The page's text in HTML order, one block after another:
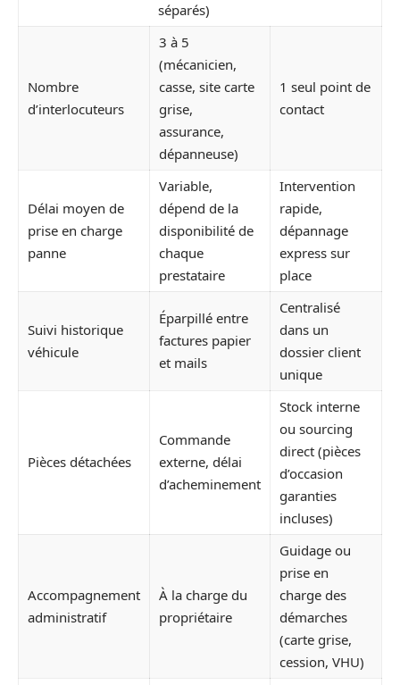
séparés)
Nombre
d’interlocuteurs
3 à 5
(mécanicien,
casse, site carte
grise,
assurance,
dépanneuse)
1 seul point de
contact
Délai moyen de
prise en charge
panne
Variable,
dépend de la
disponibilité de
chaque
prestataire
Intervention
rapide,
dépannage
express sur
place
Suivi historique
véhicule
Éparpillé entre
factures papier
et mails
Centralisé
dans un
dossier client
unique
Pièces détachées
Commande
externe, délai
d’acheminement
Stock interne
ou sourcing
direct (pièces
d’occasion
garanties
incluses)
Accompagnement
administratif
À la charge du
propriétaire
Guidage ou
prise en
charge des
démarches
(carte grise,
cession, VHU)